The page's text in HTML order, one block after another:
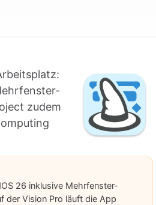
zudem
26 inklusive Mehrfenster-
der Vision Pro läuft die App